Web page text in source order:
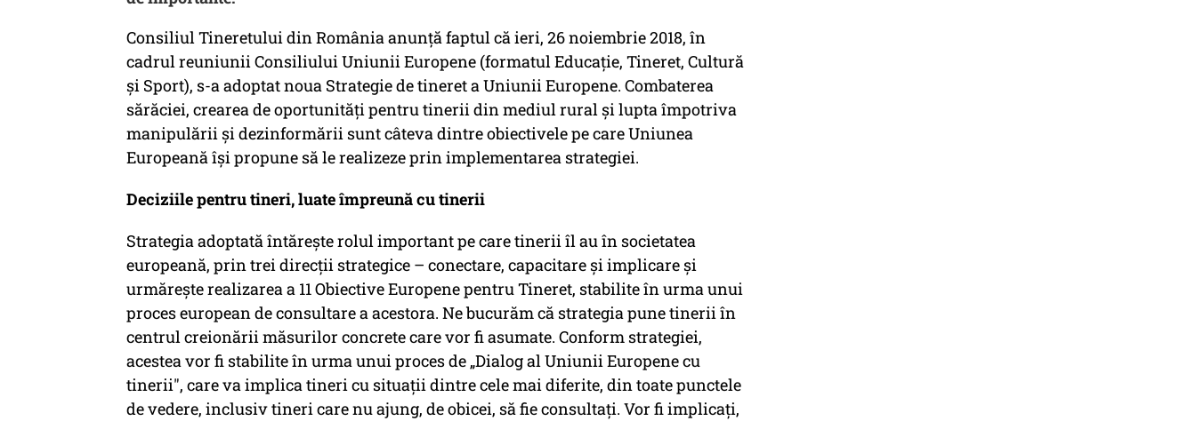
Consiliul Tineretului din România anunță faptul că ieri, 26 noiembrie 2018, în
cadrul reuniunii Consiliului Uniunii Europene (formatul Educație, Tineret, Cultură
și Sport), s-a adoptat noua Strategie de tineret a Uniunii Europene. Combaterea
sărăciei, crearea de oportunități pentru tinerii din mediul rural și lupta împotriva
manipulării și dezinformării sunt câteva dintre obiectivele pe care Uniunea
Europeană își propune să le realizeze prin implementarea strategiei.
Deciziile pentru tineri, luate împreună cu tinerii
Strategia adoptată întărește rolul important pe care tinerii îl au în societatea
europeană, prin trei direcții strategice – conectare, capacitare și implicare și
urmărește realizarea a 11 Obiective Europene pentru Tineret, stabilite în urma unui
proces european de consultare a acestora. Ne bucurăm că strategia pune tinerii în
centrul creionării măsurilor concrete care vor fi asumate. Conform strategiei,
acestea vor fi stabilite în urma unui proces de „Dialog al Uniunii Europene cu
tinerii", care va implica tineri cu situații dintre cele mai diferite, din toate punctele
de vedere, inclusiv tineri care nu ajung, de obicei, să fie consultați. Vor fi implicați,